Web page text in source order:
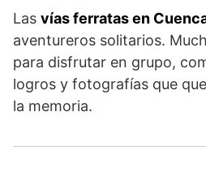
Las vías ferratas en
aventureros solitarios.
para disfrutar en grupo,
logros y fotografías que
la memoria.